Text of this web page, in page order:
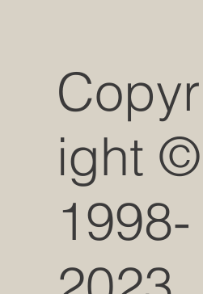
Copyr
ight ©
1998-